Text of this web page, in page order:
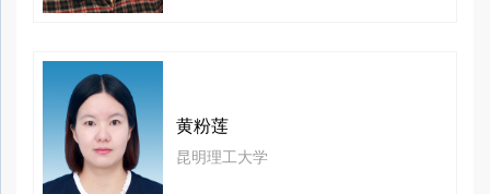
黄粉莲
昆明理工大学